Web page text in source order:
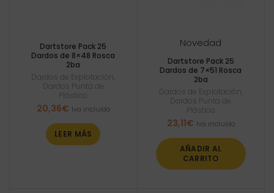
Dartstore Pack 25
Dardos de 8×48 Rosca
2ba
Dardos de Explotación
Dardos Punta de
Plástico
20,36€ Iva incluido
LEER MÁS
Novedad
Dartstore Pack 25
Dardos de 7×51 Rosca
2ba
Dardos de Explotación
Dardos Punta de
Plástico
23,11€ Iva incluido
AÑADIR AL
CARRITO